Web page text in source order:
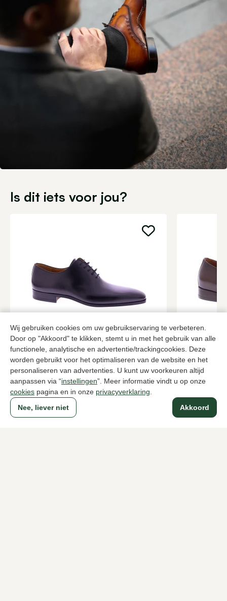
Wij gebruiken cookies om uw gebruikservaring te verbeteren.
Door op "Akkoord" te klikken, stemt u in met het gebruik van alle
functionele, analytische en advertentie/trackingcookies. Deze
worden gebruikt voor het optimaliseren van de website en het
personaliseren van advertenties. U kunt uw voorkeuren altijd
aanpassen via “instellingen”. Meer informatie vindt u op onze
cookies pagina en in onze privacyverklaring
Akkoord
Nee, liever niet
Is dit iets voor jou?
Magnanni
Zwarte veterschoenen heren
379,95 2 kleuren
Van
Bruine
289,95
Naar alle producten